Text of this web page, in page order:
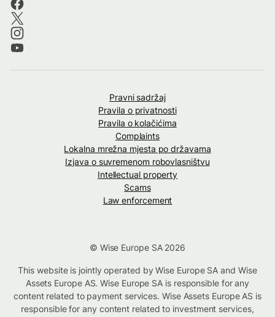
Pravni sadržaj
Pravila o privatnosti
Pravila o kolačićima
Complaints
Lokalna mrežna mjesta po državama
Izjava o suvremenom robovlasništvu
Intellectual property
Scams
Law enforcement
© Wise Europe SA 2026
This website is jointly operated by Wise Europe SA and Wise
Assets Europe AS. Wise Europe SA is responsible for any
content related to payment services. Wise Assets Europe AS is
responsible for any content related to investment services,